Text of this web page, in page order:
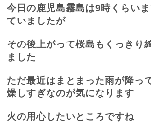
今日の鹿児島霧島は9 時くらい
ていましたが
その後上がって桜島もくっきり
ました
ただ最近はまとまった雨が降っ
燥しすぎなのが気になります
火の用心したいところですね